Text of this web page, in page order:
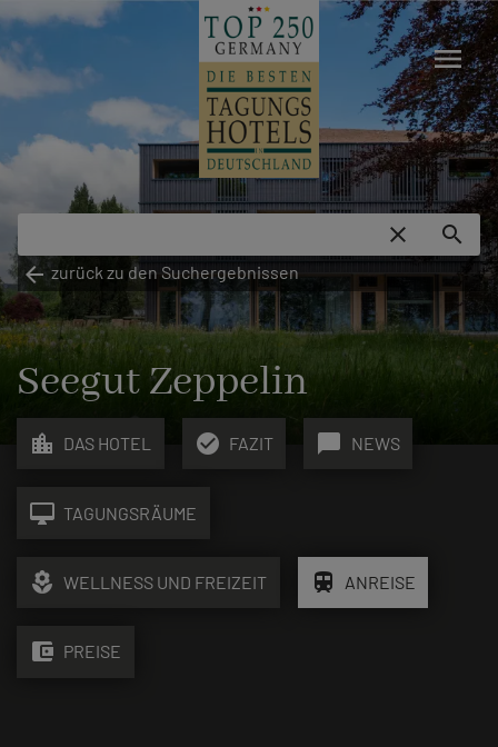
close
search
arrow_backzurück zu den Suchergebnissen
menu
Seegut Zeppelin
location_city DAS HOTEL check_circle FAZIT chat_bubble NEWS
desktop_mac TAGUNGSRÄUME
local_florist WELLNESS UND FREIZEIT train ANREISE
account_balance_wallet PREISE